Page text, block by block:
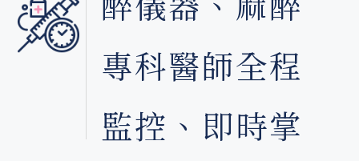
專科醫師全程
監控、即時掌